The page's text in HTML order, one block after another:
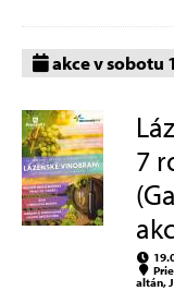
akce v sobotu
7
altán,